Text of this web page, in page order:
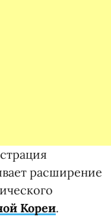
расширение
Кореи.